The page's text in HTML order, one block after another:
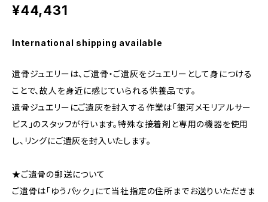
¥44,431
International shipping available
遺骨ジュエリーは、ご遺骨・ご遺灰をジュエリーとして身につける
ことで、故人を身近に感じていられる供養品です。
遺骨ジュエリーにご遺灰を封入する作業は「銀河メモリアルサー
ビス」のスタッフが行います。特殊な接着剤と専用の機器を使用
し、リングにご遺灰を封入いたします。
★ご遺骨の郵送について
ご遺骨は「ゆうパック」にて当社指定の住所までお送りいただきま